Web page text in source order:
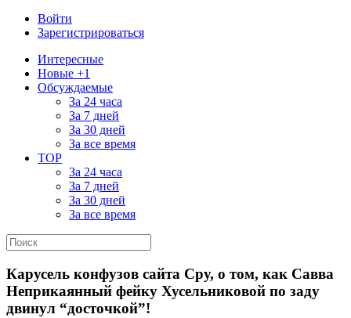
Войти
Зарегистрироваться
Интересные
Новые +1
Обсуждаемые
За 24 часа
За 7 дней
За 30 дней
За все время
TOP
За 24 часа
За 7 дней
За 30 дней
За все время
Карусель конфузов сайта Сру, о том, как Савва
Неприкаянный фейку Хусельниковой по заду
двинул “досточкой”!